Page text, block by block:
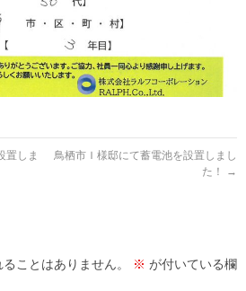
置しま
鳥栖市Ｉ様邸にて蓄電池を設置しまし
た！
→
ことはありません。 ※ が付いている欄